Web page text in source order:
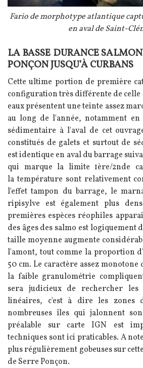
Légende
Fario de morphotype atlantique
en aval de Saint-
Texte
LA BASSE DURANCE
PONÇON JUSQU’À CURBANS
Cette ultime portion de première
configuration très différente de celle
eaux présentent une teinte assez
au long de l'année, notamment
sédimentaire à l'aval de cet
constitués de galets et surtout de
est identique en aval du barrage
qui marque la limite 1ère/2nde
la température sont relativement
l'effet tampon du barrage, le
ripisylve est également plus
premières espèces réophiles
des âges des salmo est logiquement
taille moyenne augmente
l'amont, tout comme la proportion
50 cm. Le caractère assez
la faible granulométrie
sera judicieux de rechercher
linéaires, c'est à dire les zones
nombreuses îles qui jalonnent
préalable sur carte IGN est
techniques sont ici praticables. A
plus régulièrement gobeuses sur
de Serre Ponçon.